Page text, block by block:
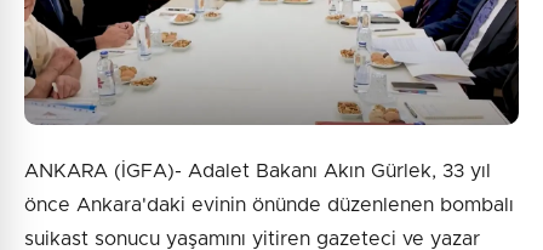
ANKARA (İGFA)- Adalet Bakanı Akın Gürlek, 33 yıl
önce Ankara'daki evinin önünde düzenlenen bombalı
suikast sonucu yaşamını yitiren gazeteci ve yazar